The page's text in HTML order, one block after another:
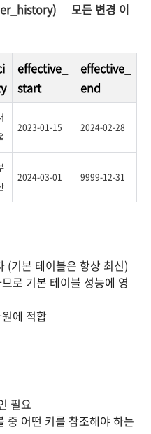
— 모든 변경 이
effective_
start
effective_
end
2023-01-15 2024-02-28
2024-03-01 9999-12-31
(기본 테이블은 항상 최신)
로 기본 테이블 성능에 영
에 적합
필요
중 어떤 키를 참조해야 하는